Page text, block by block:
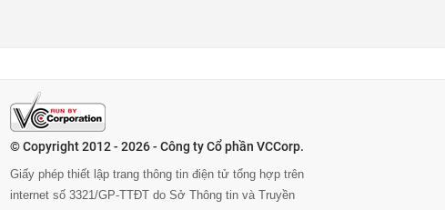
© Copyright 2012 - 2026 - Công ty Cổ phần VCCorp.
Giấy phép thiết lập trang thông tin điện tử tổng hợp trên
internet số 3321/GP-TTĐT do Sở Thông tin và Truyền